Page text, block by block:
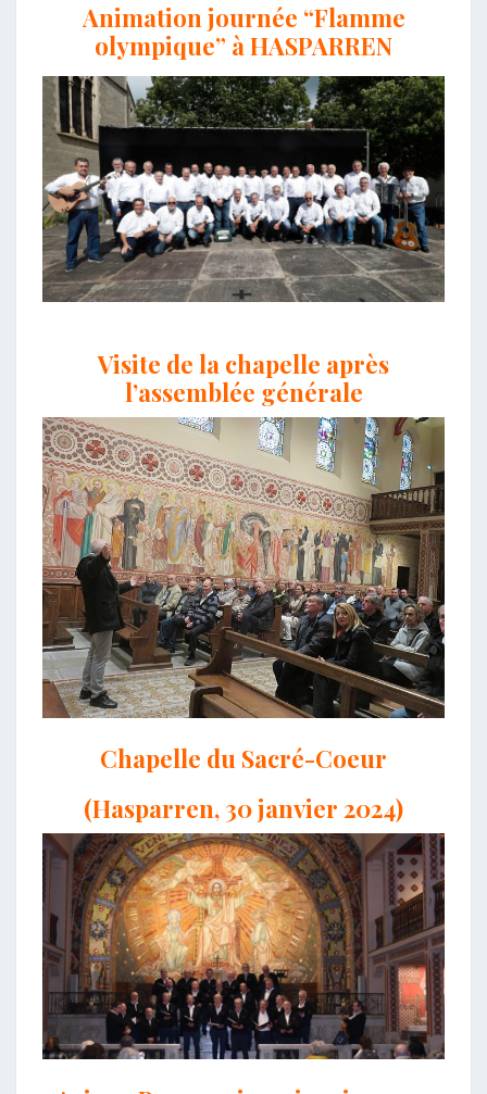
Animation journée “Flamme
olympique” à HASPARREN
Visite de la chapelle après
l’assemblée générale
Chapelle du Sacré-Coeur
(Hasparren, 30 janvier 2024)